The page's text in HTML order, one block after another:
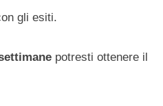
gli esiti.
potresti ottenere il